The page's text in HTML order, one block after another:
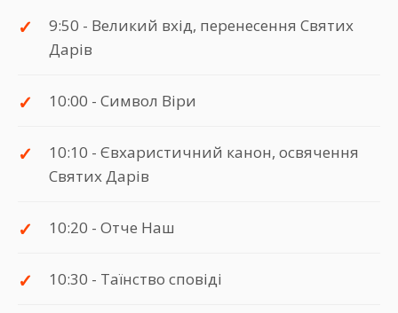
9:50 - Великий вхід, перенесення Святих
Дарів
10:00 - Символ Віри
10:10 - Євхаристичний канон, освячення
Святих Дарів
10:20 - Отче Наш
10:30 - Таїнство сповіді